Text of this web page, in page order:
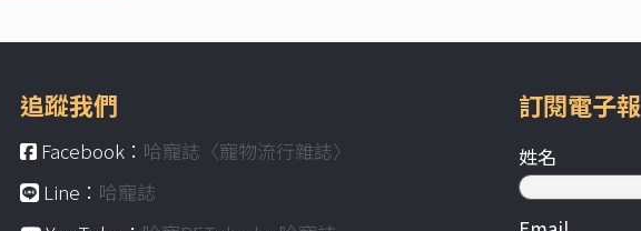
追蹤我們
Facebook： 哈寵誌〈寵物流行雜誌〉
Line： 哈寵誌
訂閱電子報
姓名